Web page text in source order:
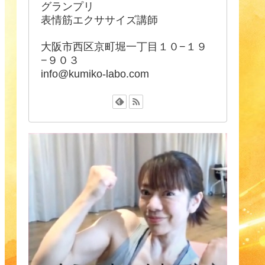
グランプリ
表情筋エクササイズ講師
大阪市西区京町堀一丁目１０−１９
−９０３
info@kumiko-labo.com